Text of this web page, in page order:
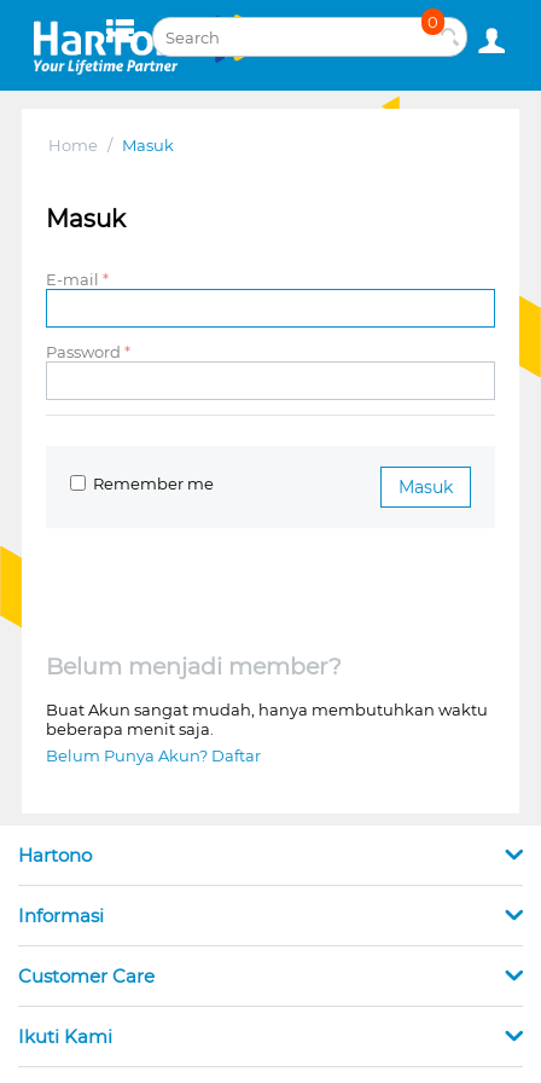
0
Home / Masuk
Masuk
E-mail
Password
Masuk
Remember me
Belum menjadi member?
Buat Akun sangat mudah, hanya membutuhkan waktu
beberapa menit saja.
Belum Punya Akun? Daftar
Hartono
Informasi
Customer Care
Ikuti Kami